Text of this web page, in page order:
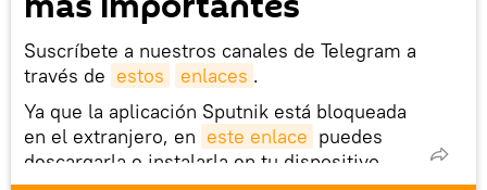
Suscríbete a nuestros canales de Telegram a
través de estos enlaces .
Ya que la aplicación Sputnik está bloqueada
en el extranjero, en este enlace puedes
descargarla e instalarla en tu dispositivo